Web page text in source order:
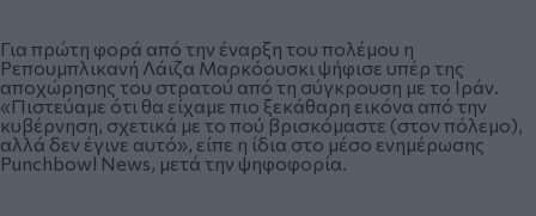
Για πρώτη φορά από την έναρξη του πολέμου η
Ρεπουμπλικανή Λάιζα Μαρκόουσκι ψήφισε υπέρ της
αποχώρησης του στρατού από τη σύγκρουση με το Ιράν.
«Πιστεύαμε ότι θα είχαμε πιο ξεκάθαρη εικόνα από την
κυβέρνηση, σχετικά με το πού βρισκόμαστε (στον πόλεμο),
αλλά δεν έγινε αυτό», είπε η ίδια στο μέσο ενημέρωσης
Punchbowl News, μετά την ψηφοφορία.